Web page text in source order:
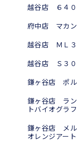
越谷店 ６４
府中店 マカン
越谷店 ＭＬ
越谷店 Ｓ３
鎌ヶ谷店 ポル
鎌ヶ谷店 ラン
トバイオグラ
鎌ヶ谷店 メル
オレンジアー